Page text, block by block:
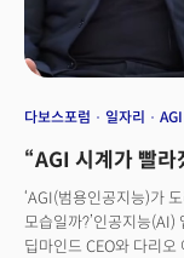
다보스포럼 일자리 AGI
“AGI 시계가 빨
‘AGI(범용인공지능)가
모습일까?’인공지능
딥마인드 CEO와 다리